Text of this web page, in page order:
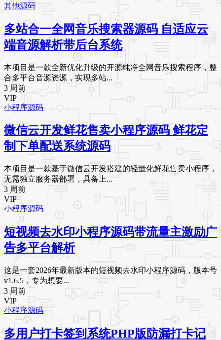
其他源码
多站合一全网音乐搜索器源码 自适应云
端音源解析带后台系统
本项目是一款全新优化升级的开源纯净全网音乐搜索程序，整
合多平台音源资源，实现多站...
3 周前
VIP
小程序源码
微信云开发鲜花售卖小程序源码 鲜花定
制下单配送系统源码
本项目是一款基于微信云开发搭建的轻量化鲜花售卖小程序，
无需独立服务器部署，具备上...
3 周前
VIP
小程序源码
短视频去水印小程序源码带流量主激励广
告多平台解析
这是一套2026年最新版本的短视频去水印小程序源码，版本号
v1.6.5，专为想要...
3 周前
VIP
小程序源码
多用户打卡签到系统PHP版防漏打卡记